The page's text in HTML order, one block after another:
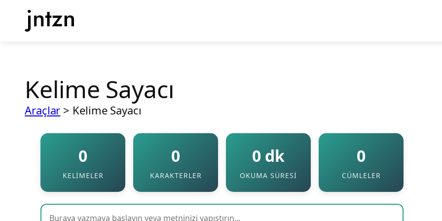
İçeriğe
Kelime Sayacı
Araçlar > Kelime Sayacı
0
KELIMELER
0
KARAKTERLER
0 dk
OKUMA SÜRESI
0
CÜMLELER